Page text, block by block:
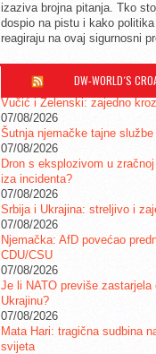
izaziva brojna pitanja. Tko
dospio na pistu i kako
reagiraju na ovaj sigurnosni
DW-WORLD´S
Vučić i Zelenski: zajedno
07/08/2026
Šutnja njemačke tajne službe
07/08/2026
Dron s eksplozivom u
iza incidenta?
07/08/2026
Srbija i Ukrajina: streljivo i
07/08/2026
Njemačka: AfD povećao
CDU/CSU
07/08/2026
Je li NATO previše zastarjela
Ukrajinu?
07/08/2026
Mata Hari: tragična sudbina
svijeta